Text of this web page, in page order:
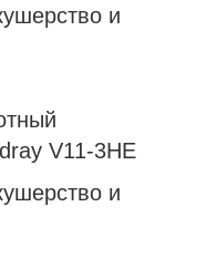
и
V11-3HE
и